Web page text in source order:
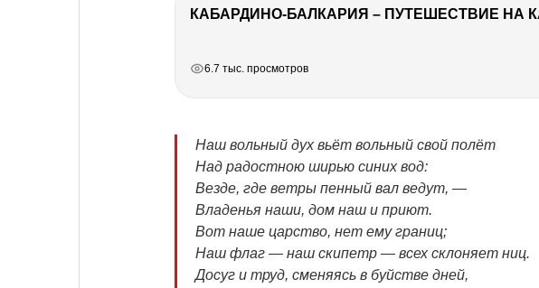
КАБАРДИНО-БАЛКАРИЯ – ПУТЕШЕСТВИЕ НА
6.7 тыс. просмотров
Наш вольный дух вьёт вольный свой полёт
Над радостною ширью синих вод:
Везде, где ветры пенный вал ведут, —
Владенья наши, дом наш и приют.
Вот наше царство, нет ему границ;
Наш флаг — наш скипетр — всех склоняет ниц.
Досуг и труд, сменяясь в буйстве дней,